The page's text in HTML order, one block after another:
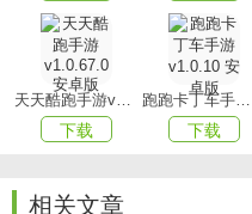
各式各样的怪物层出不穷，
抗，玩家需要全神贯注，迅
【设计精良】
华丽的特效设计精良，技能
【战斗系统】
天天酷跑手游v1.0.67.0安卓版
下载
跑跑卡丁车手游v1.0.10 安卓版
下载
相关文章